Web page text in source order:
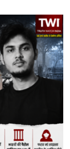
मेनन
ऐतिहासिक
स्पेसवॉक:
6.5
घंटे
अंतरिक्ष
मिशन,
स्पेस